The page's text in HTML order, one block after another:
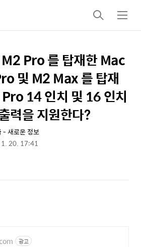
검
색
메
뉴
Pro 를 탑재한 Mac
및 M2 Max 를 탑재
14 인치 및 16 인치
력을 지원한다?
새로운 정보
20. 17:41
광고